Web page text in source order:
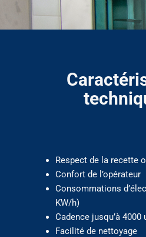
Respect de la recette
Confort de l’opérateur
Consommations
KW/h)
Cadence jusqu’à 4000
Facilité de nettoyage